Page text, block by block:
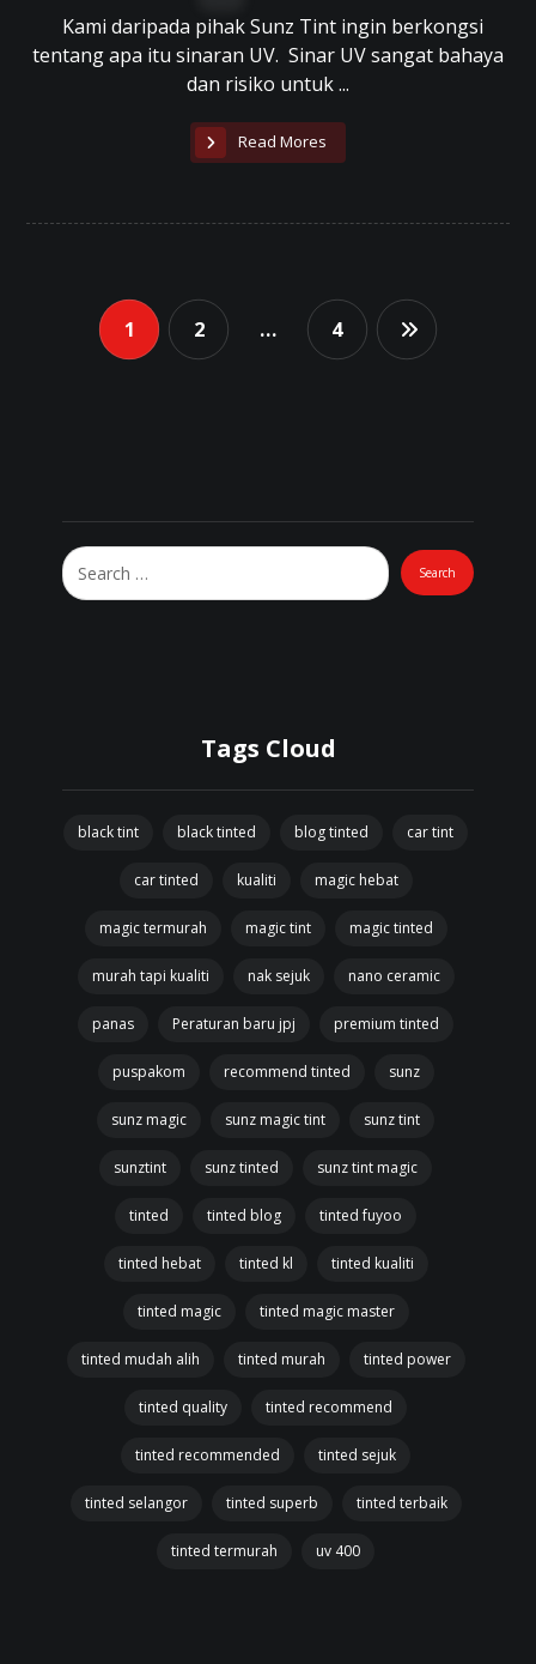
Kami daripada pihak Sunz Tint ingin berkongsi
tentang apa itu sinaran UV. Sinar UV sangat bahaya
dan risiko untuk ...
Read Mores
1 2 … 4
Tags Cloud
black tint black tinted blog tinted car tint
car tinted kualiti magic hebat
magic termurah magic tint magic tinted
murah tapi kualiti nak sejuk nano ceramic
panas Peraturan baru jpj premium tinted
puspakom recommend tinted sunz
sunz magic sunz magic tint sunz tint
sunztint sunz tinted sunz tint magic
tinted tinted blog tinted fuyoo
tinted hebat tinted kl tinted kualiti
tinted magic tinted magic master
tinted mudah alih tinted murah tinted power
tinted quality tinted recommend
tinted recommended tinted sejuk
tinted selangor tinted superb tinted terbaik
tinted termurah uv 400